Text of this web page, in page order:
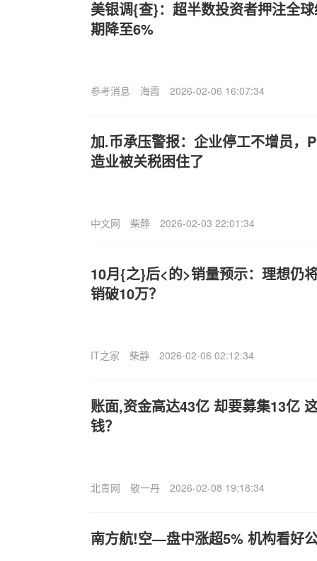
美银调{查}：超半数投资者押注全
期降至6%
参考消息 海霞 2026-02-06 16:07:34
加.币承压警报：企业停工不增员，
造业被关税困住了
中文网 柴静 2026-02-03 22:01:34
10月{之}后<的>销量预示：理想仍
销破10万？
IT之家 柴静 2026-02-06 02:12:34
账面,资金高达43亿 却要募集13亿
钱？
北青网 敬一丹 2026-02-08 19:18:34
南方航!空—盘中涨超5% 机构看好